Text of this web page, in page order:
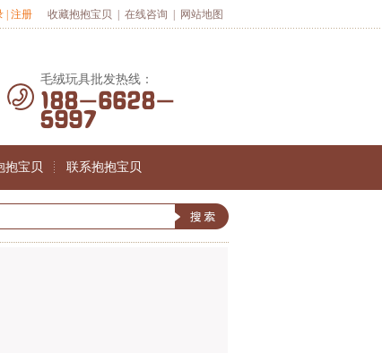
注册 收藏抱抱宝贝 在线咨询 网站地图
毛绒玩具批发热线：
188-6628-
5997
抱宝贝 联系抱抱宝贝